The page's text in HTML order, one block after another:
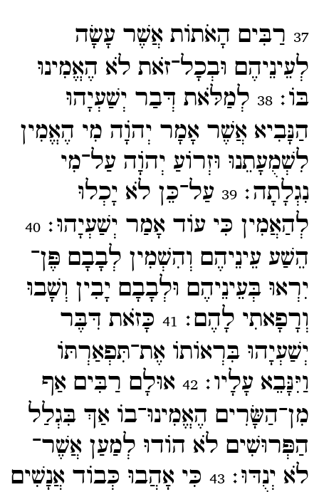
37 רַבִּים הָאֹתוֹת אֲשֶׁר עָשָׂה
לְעֵינֵיהֶם וּבְכָל־​זֹאת לֹא הֶאֱמִינוּ
בּוֹ׃38 לְמַלֹּאת דְּבַר יְשַׁעְיָהוּ
הַנָּבִיא אֲשֶׁר אָמָר יְהוָֹה מִי הֶאֱמִין
לִשְׁמֻעָתֵנוּ וּזְרוֹעַ יְהוָֹה עַל־​מִי
נִגְלָתָה׃39 עַל־​כֵּן לֹא יָכְלוּ
לְהַאֲמִין כִּי עוֹד אָמַר יְשַׁעְיָהוּ׃40
הֵשַׁע עֵינֵיהֶם וְהִשְׁמִין לְבָבָם פֶּן־​
יִרְאוּ בְּעֵינֵיהֶם וּלְבָבָם יָבִין וְשָׁבוּ
וְרָפָאתִי לָהֶם׃ 41 כָּזֹאת דִּבֶּר
יְשַׁעְיָהוּ בִּרְאוֹתוֹ אֶת־​תִּפְאַרְתּוֹ
וַיִּנָּבֵא עָלָיו׃42 אוּלָם רַבִּים אַף
מִן־​הַשָּׂרִים הֶאֱמִינוּ־​בוֹ אַךְ בִּגְלַל
הַפְּרוּשִׁים לֹא הוֹדוּ לְמַעַן אֲשֶׁר־​
לֹא יְנֻדּוּ׃43 כִּי אָהֲבוּ כְּבוֹד אֲנָשִׁים